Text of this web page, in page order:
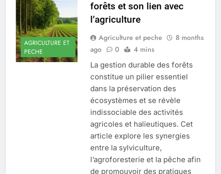
AGRICULTURE ET
PECHE
forêts et son lien avec
l’agriculture
Agriculture et peche
8 months
ago
0 4 mins
La gestion durable des forêts
constitue un pilier essentiel
dans la préservation des
écosystèmes et se révèle
indissociable des activités
agricoles et halieutiques. Cet
article explore les synergies
entre la sylviculture,
l’agroforesterie et la pêche afin
de promouvoir des pratiques